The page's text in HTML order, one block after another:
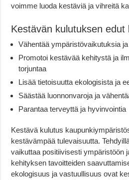
voimme luoda kestäviä ja vihreitä
Kestävän kulutuksen edut
Vähentää ympäristövaikutuksia
Promotoi kestävää kehitystä ja
torjuntaa
Lisää tietoisuutta ekologisista ja
Säästää luonnonvaroja ja
Parantaa terveyttä ja hyvinvointia
Kestävä kulutus
kestävämpää tulevaisuutta.
vaikuttaa positiivisesti ympäristöön
kehityksen tavoitteiden
ekologisuus ja vastuullisuus ovat